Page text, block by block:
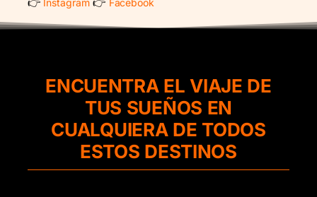
Instagram Facebook
ENCUENTRA EL VIAJE DE
TUS SUEÑOS EN
CUALQUIERA DE TODOS
ESTOS DESTINOS